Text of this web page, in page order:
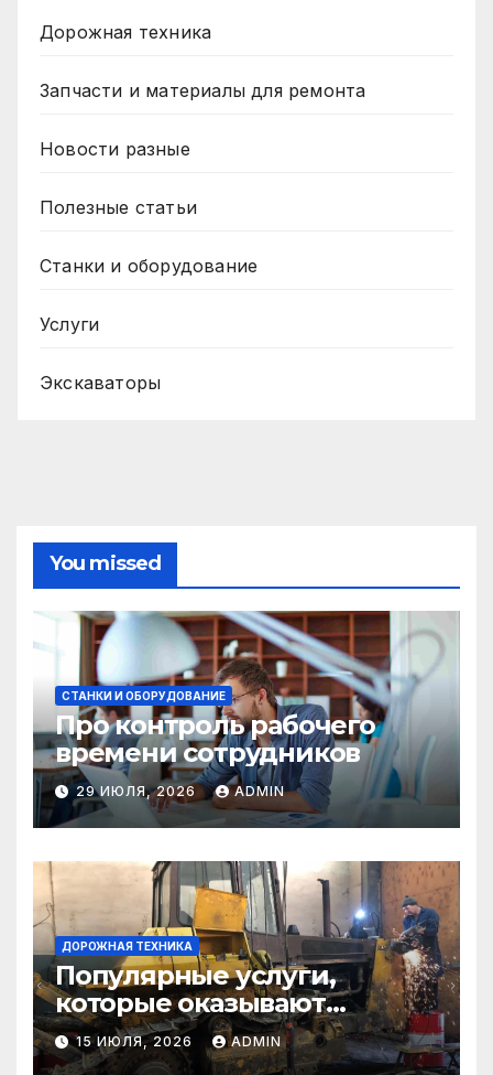
Дорожная техника
Запчасти и материалы для ремонта
Новости разные
Полезные статьи
Станки и оборудование
Услуги
Экскаваторы
You missed
СТАНКИ И ОБОРУДОВАНИЕ
Про контроль рабочего
времени сотрудников
29 ИЮЛЯ, 2026 ADMIN
ДОРОЖНАЯ ТЕХНИКА
Популярные услуги,
которые оказывают
самосвалы в строительстве
и логистике
15 ИЮЛЯ, 2026 ADMIN